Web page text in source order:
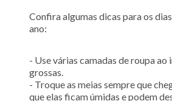
Confira algumas dicas para os
ano:
- Use várias camadas de roupa ao
grossas.
- Troque as meias sempre que
que elas ficam úmidas e podem